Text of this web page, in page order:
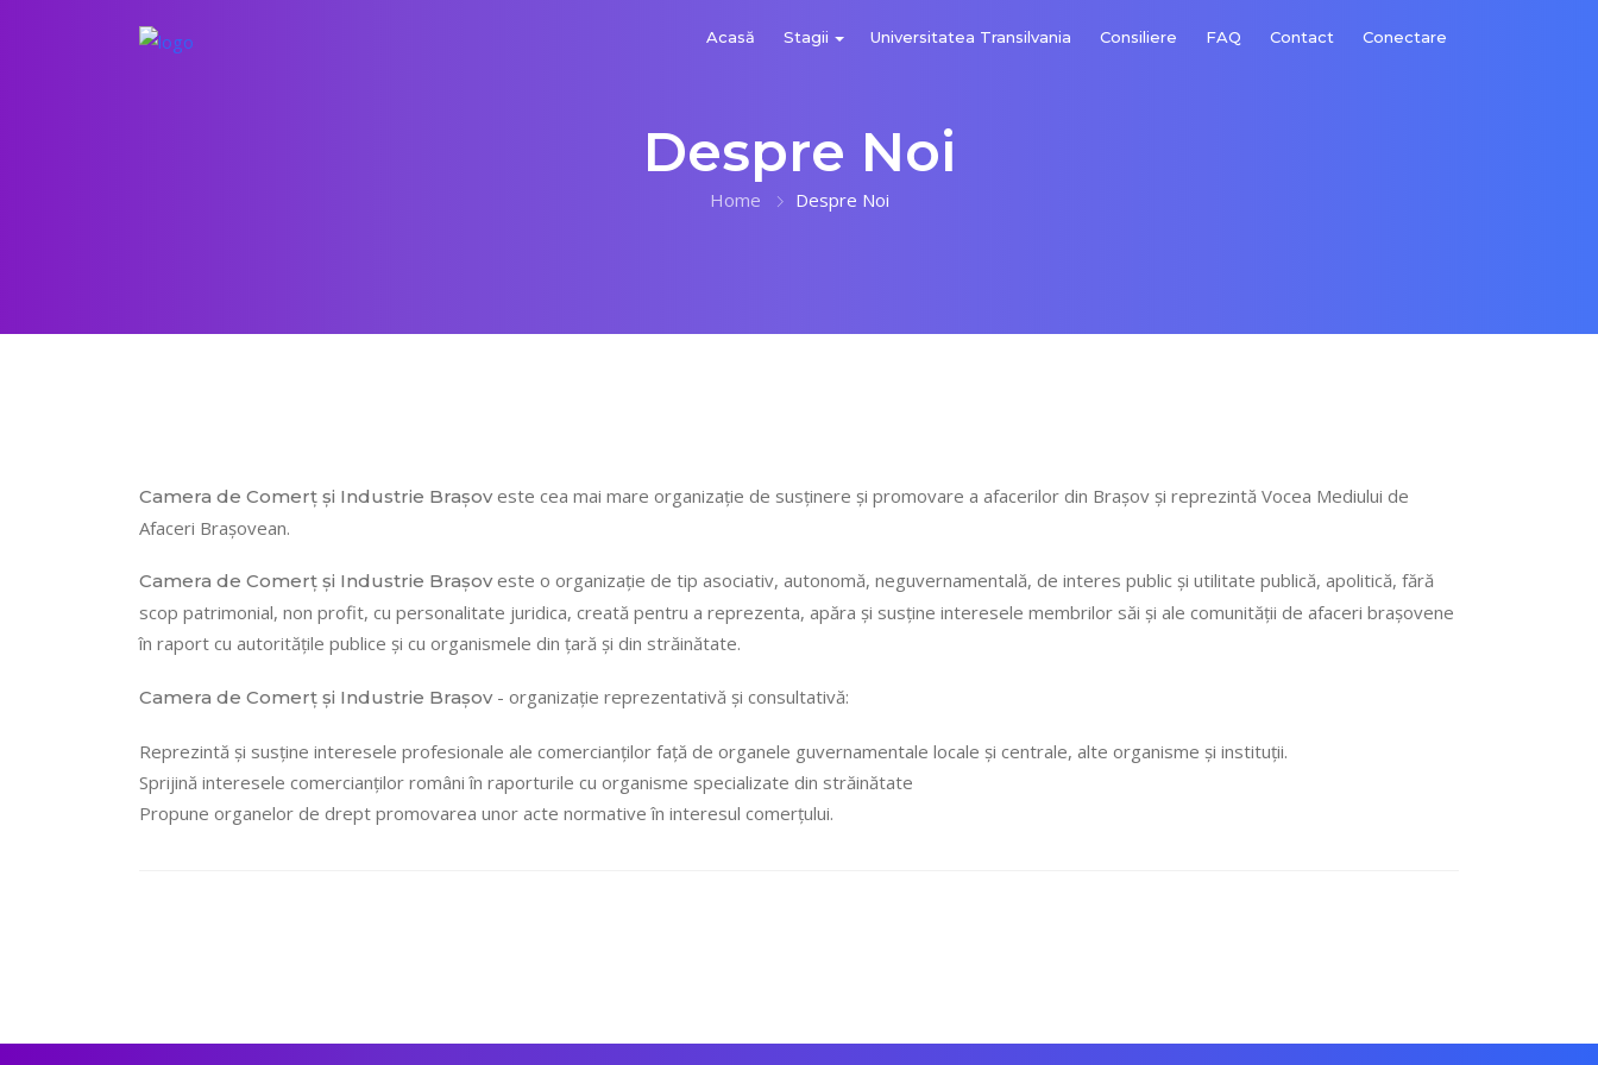
Acasă Stagii Universitatea Transilvania Consiliere FAQ Contact Conectare
Despre Noi
Home Despre Noi
Camera de Comerț și Industrie Brașoveste cea mai mare organizație de susținere și promovare a afacerilor din Brașov și reprezintă Vocea Mediului de
Afaceri Brașovean.
Camera de Comerț și Industrie Brașoveste o organizație de tip asociativ, autonomă, neguvernamentală, de interes public și utilitate publică, apolitică, fără
scop patrimonial, non profit, cu personalitate juridica, creată pentru a reprezenta, apăra și susține interesele membrilor săi și ale comunității de afaceri brașovene
în raport cu autoritățile publice și cu organismele din țară și din străinătate.
Camera de Comerț și Industrie Brașov- organizație reprezentativă și consultativă:
Reprezintă și susține interesele profesionale ale comercianților față de organele guvernamentale locale și centrale, alte organisme și instituții.
Sprijină interesele comercianților români în raporturile cu organisme specializate din străinătate
Propune organelor de drept promovarea unor acte normative în interesul comerțului.